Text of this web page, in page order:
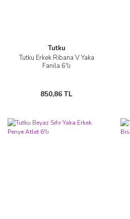
Tutku
Tutku Erkek Ribana V Yaka
Fanila 6'lı
850,86 TL